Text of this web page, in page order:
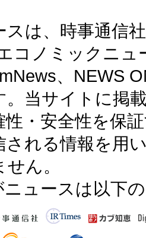
スは、時事通信
コノミックニ
、NEWS
。当サイトに掲
・安全性を保
される情報を用
ん。
ニュースは以下